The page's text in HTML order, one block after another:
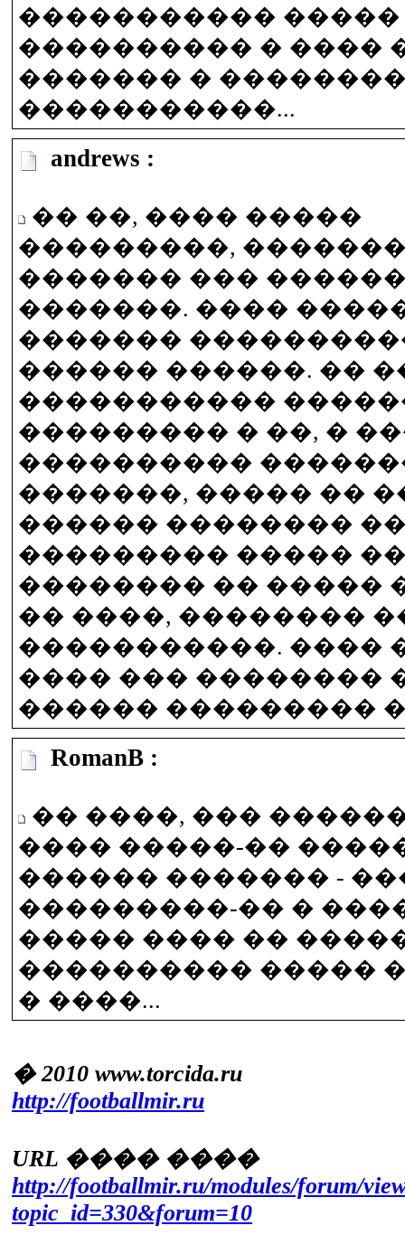
����������� �����
���������� � ����
������� �
�����������...
andrews :
�� ��, ���� �����
���������,
������� ���
�������. ����
�������
������ ������. ��
�����������
��������� � ��, �
����������
�������, ����� ��
������ ��������
��������� �����
�������� �� �����
�� ����, ��������
�����������. ����
���� ��� ��������
������ ���������
RomanB :
�� ����, ���
���� �����-��
������ ������� -
���������-�� �
����� ���� ��
���������� �����
� ����...
� 2010 www.torcida.ru
http://footballmir.ru
URL ���� ����
http://footballmir.ru/modules/forum/
topic_id=330&forum=10